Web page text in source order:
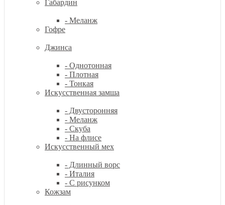
Габардин
- Меланж
Гофре
Джинса
- Однотонная
- Плотная
- Тонкая
Искусственная замша
- Двусторонняя
- Меланж
- Скуба
- На флисе
Искусственный мех
- Длинный ворс
- Италия
- С рисунком
Кожзам